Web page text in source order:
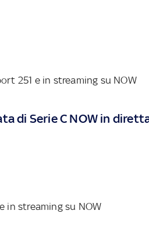
251 e in streaming su NOW
di Serie C NOW in
in streaming su NOW